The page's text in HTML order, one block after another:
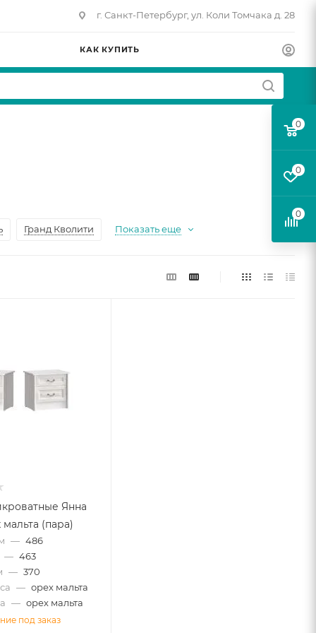
г. Санкт-Петербург, ул. Коли Томчака д. 28
КАК КУПИТЬ
Гранд Кволити Показать еще
Янна
(пара)
— 486
— 463
— 370
— орех мальта
— орех мальта
под заказ
0
0
0